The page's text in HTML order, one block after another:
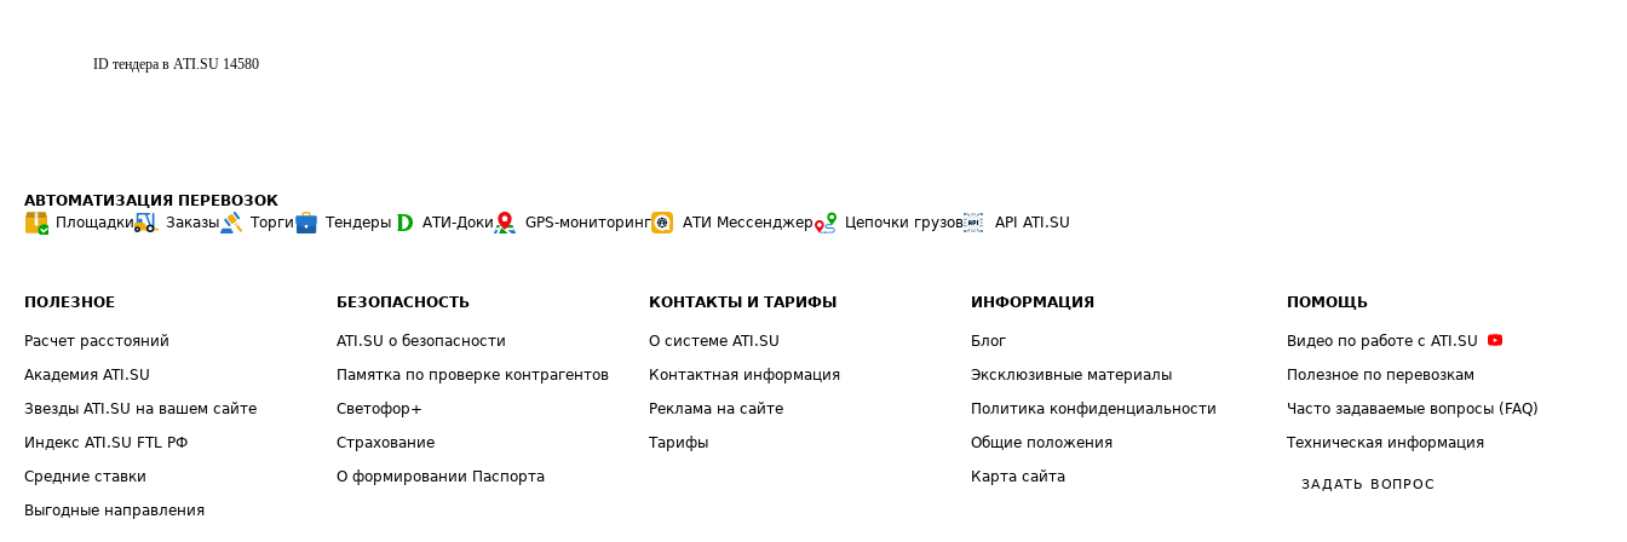
ID тендера в ATI.SU 14580
АВТОМАТИЗАЦИЯ ПЕРЕВОЗОК
Площадки
Заказы Торги Тендеры АТИ-Доки GPS-мониторинг АТИ Мессенджер Цепочки грузов API ATI.SU
ПОЛЕЗНОЕ
Расчет расстояний
Академия ATI.SU
Звезды ATI.SU на вашем сайте
Индекс ATI.SU FTL РФ
Средние ставки
Выгодные направления
БЕЗОПАСНОСТЬ
ATI.SU о безопасности
Памятка по проверке контрагентов
Светофор+
Страхование
О формировании Паспорта
КОНТАКТЫ И ТАРИФЫ
О системе ATI.SU
Контактная информация
Реклама на сайте
Тарифы
ИНФОРМАЦИЯ
Блог
Эксклюзивные материалы
Политика конфиденциальности
Общие положения
Карта сайта
ПОМОЩЬ
Видео по работе с ATI.SU
Полезное по перевозкам
Часто задаваемые вопросы (FAQ)
Техническая информация
ЗАДАТЬ ВОПРОС